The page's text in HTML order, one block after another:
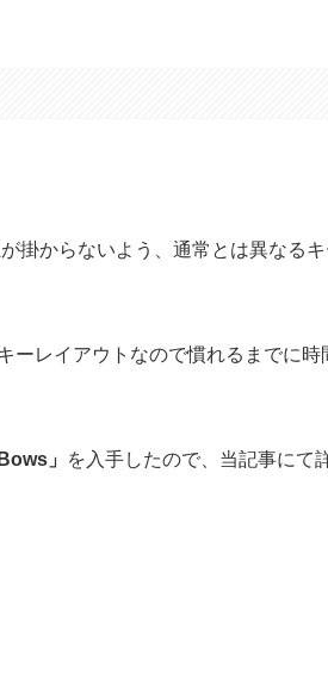
掛からないよう、通常とは異なるキ
ーレイアウトなので慣れるまでに時
」
を入手したので、当記事にて